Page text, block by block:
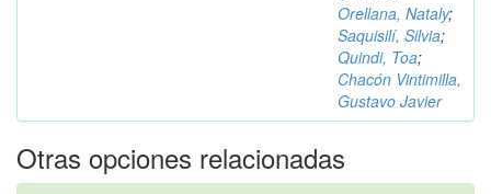
Orellana, Nataly;
Saquisilí, Silvia;
Quindi, Toa;
Chacón Vintimilla,
Gustavo Javier
Otras opciones relacionadas